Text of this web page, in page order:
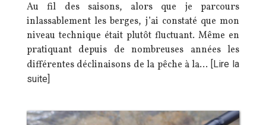
Au fil des saisons, alors que je parcours
inlassablement les berges, j’ai constaté que mon
niveau technique était plutôt fluctuant. Même en
pratiquant depuis de nombreuses années les
différentes déclinaisons de la pêche à la… [Lire la
suite]